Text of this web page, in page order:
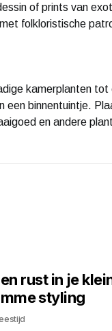
of prints van
folkloristische
kamerplanten
een binnentuintje.
en andere
rust in je
styling